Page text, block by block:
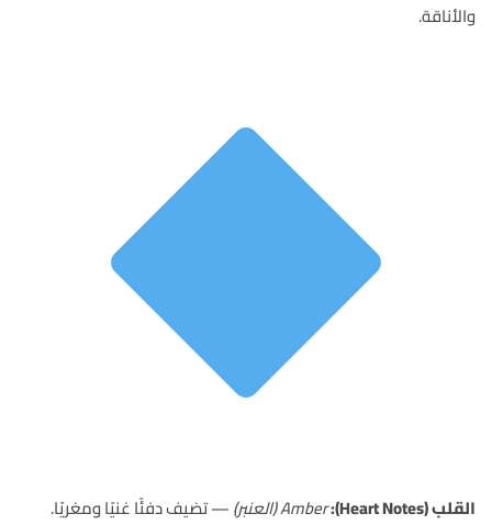
والأناقة.
القلب (Heart Notes): Amber (العنبر) — تضيف دفئًا غنيًا ومغريًا.